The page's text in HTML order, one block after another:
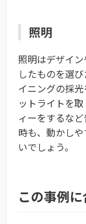
照明
照明はデザイ
したものを選
イニングの採
ットライトを
ィーをするな
時も、動かし
いでしょう。
この事例